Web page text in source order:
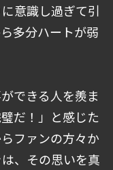
意識し過ぎて引
多分ハートが弱
できる人を羨ま
だ！」と感じた
ファンの方々か
、その思いを真